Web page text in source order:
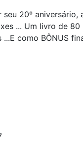
seu 20º
... Um livro de
como BÔNUS